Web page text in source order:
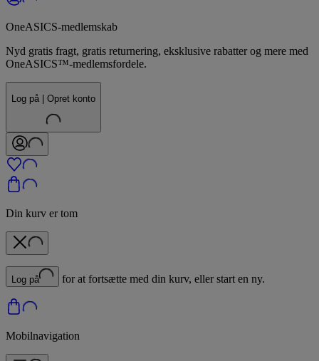
OneASICS-medlemskab
Nyd gratis fragt, gratis returnering, eksklusive rabatter og mere med
OneASICS™-medlemsfordele.
Log på | Opret konto
Din kurv er tom
Log på for at fortsætte med din kurv, eller start en ny.
Mobilnavigation